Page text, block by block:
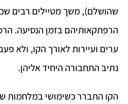
שהושלם), משך מטיילים רבים
הרפתקאותיהם בזמן הנסיעה.
ערים ועיירות לאורך הקו, ולא
נתיב התחבורה היחיד אליהן.
הקו התברר כשימושי במלחמות